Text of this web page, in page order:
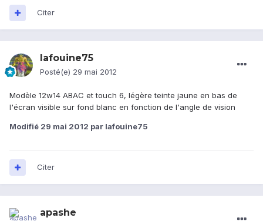
Citer
lafouine75
Posté(e) 29 mai 2012
Modèle 12w14 ABAC et touch 6, légère teinte jaune en bas de
l'écran visible sur fond blanc en fonction de l'angle de vision
Modifié 29 mai 2012 par lafouine75
Citer
apashe